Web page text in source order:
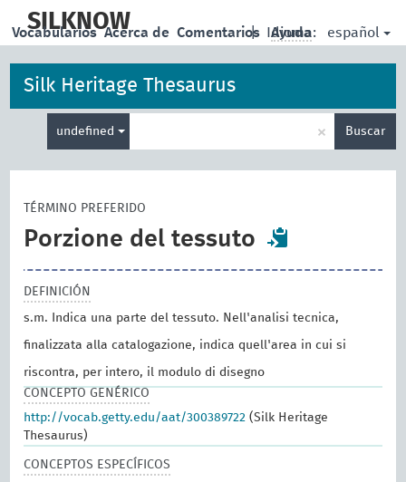
main
SILKNOW | Idioma: español
Vocabularios Acerca de Comentarios Ayuda
Silk Heritage Thesaurus
undefined × Buscar
TÉRMINO PREFERIDO
Porzione del tessuto
DEFINICIÓN
s.m. Indica una parte del tessuto. Nell'analisi tecnica,
finalizzata alla catalogazione, indica quell'area in cui si
riscontra, per intero, il modulo di disegno
CONCEPTO GENÉRICO
http://vocab.getty.edu/aat/300389722 (Silk Heritage
Thesaurus)
CONCEPTOS ESPECÍFICOS